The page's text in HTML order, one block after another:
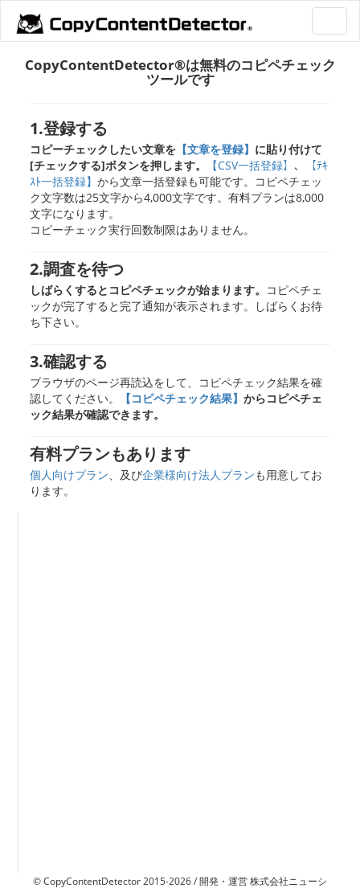
CopyContentDetector®は無料のコピペチェック
ツールです
1.登録する
コピーチェックしたい文章を 【文章を登録】 に貼り付けて
[チェックする]ボタンを押します。
【CSV一括登録】、
【ﾃｷ
ｽﾄ一括登録】から文章一括登録も可能です。コピペチェッ
ク文字数は25文字から4,000文字です。有料プランは8,000
文字になります。
コピーチェック実行回数制限はありません。
2.調査を待つ
しばらくするとコピペチェックが始まります。 コピペチェ
ックが完了すると完了通知が表示されます。しばらくお待
ち下さい。
3.確認する
ブラウザのページ再読込をして、コピペチェック結果を確
認してください。
【コピペチェック結果】からコピペチェ
ック結果が確認できます。
有料プランもあります
個人向けプラン、及び企業様向け法人プランも用意してお
ります。
© CopyContentDetector 2015-2026 / 開発・運営 株式会社ニューシ